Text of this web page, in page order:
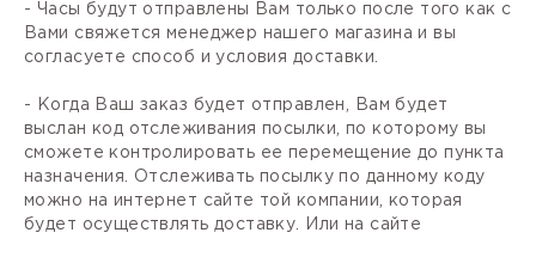
- Часы будут отправлены Вам только после того как с
Вами свяжется менеджер нашего магазина и вы
согласуете способ и условия доставки.
- Когда Ваш заказ будет отправлен, Вам будет
выслан код отслеживания посылки, по которому вы
сможете контролировать ее перемещение до пункта
назначения. Отслеживать посылку по данному коду
можно на интернет сайте той компании, которая
будет осуществлять доставку. Или на сайте